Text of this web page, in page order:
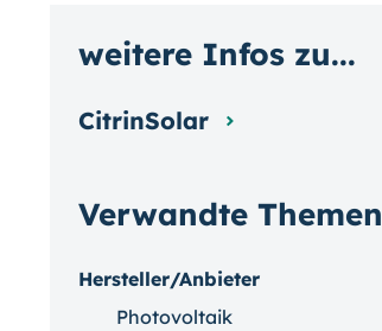
Verwandte Themen
Hersteller/Anbieter
Photovoltaik
weitere Infos zu...
CitrinSolar